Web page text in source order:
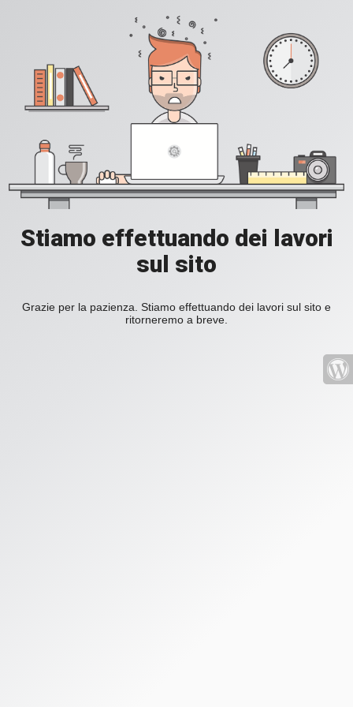
Stiamo effettuando dei lavori
sul sito
Grazie per la pazienza. Stiamo effettuando dei lavori sul sito e
ritorneremo a breve.